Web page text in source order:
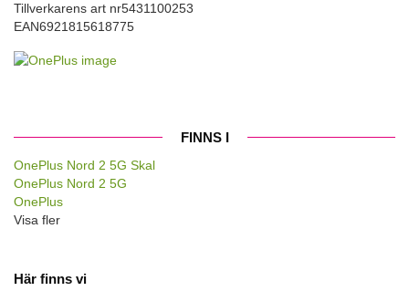
Tillverkarens art nr5431100253
EAN6921815618775
FINNS I
OnePlus Nord 2 5G Skal
OnePlus Nord 2 5G
OnePlus
Visa fler
Här finns vi